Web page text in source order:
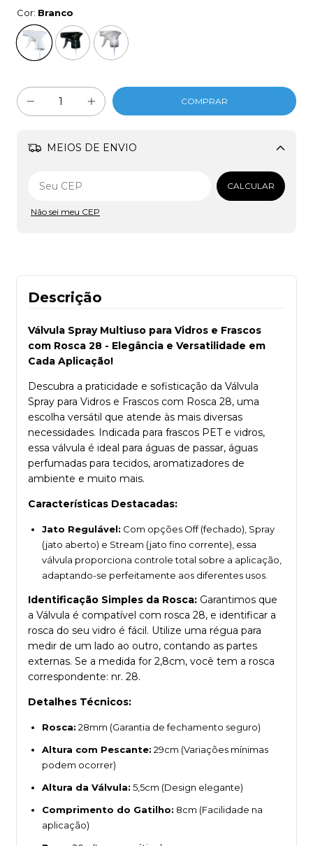
Cor: Branco
MEIOS DE ENVIO
Alterar CEP
CALCULAR
Não sei meu CEP
Descrição
Válvula Spray Multiuso para Vidros e Frascos
com Rosca 28 - Elegância e Versatilidade em
Cada Aplicação!
Descubra a praticidade e sofisticação da Válvula
Spray para Vidros e Frascos com Rosca 28, uma
escolha versátil que atende às mais diversas
necessidades. Indicada para frascos PET e vidros,
essa válvula é ideal para águas de passar, águas
perfumadas para tecidos, aromatizadores de
ambiente e muito mais.
Características Destacadas:
Jato Regulável: Com opções Off (fechado), Spray
(jato aberto) e Stream (jato fino corrente), essa
válvula proporciona controle total sobre a aplicação,
adaptando-se perfeitamente aos diferentes usos.
Identificação Simples da Rosca: Garantimos que
a Válvula é compatível com rosca 28, e identificar a
rosca do seu vidro é fácil. Utilize uma régua para
medir de um lado ao outro, contando as partes
externas. Se a medida for 2,8cm, você tem a rosca
correspondente: nr. 28.
Detalhes Técnicos:
Rosca: 28mm (Garantia de fechamento seguro)
Altura com Pescante: 29cm (Variações mínimas
podem ocorrer)
Altura da Válvula: 5,5cm (Design elegante)
Comprimento do Gatilho: 8cm (Facilidade na
aplicação)